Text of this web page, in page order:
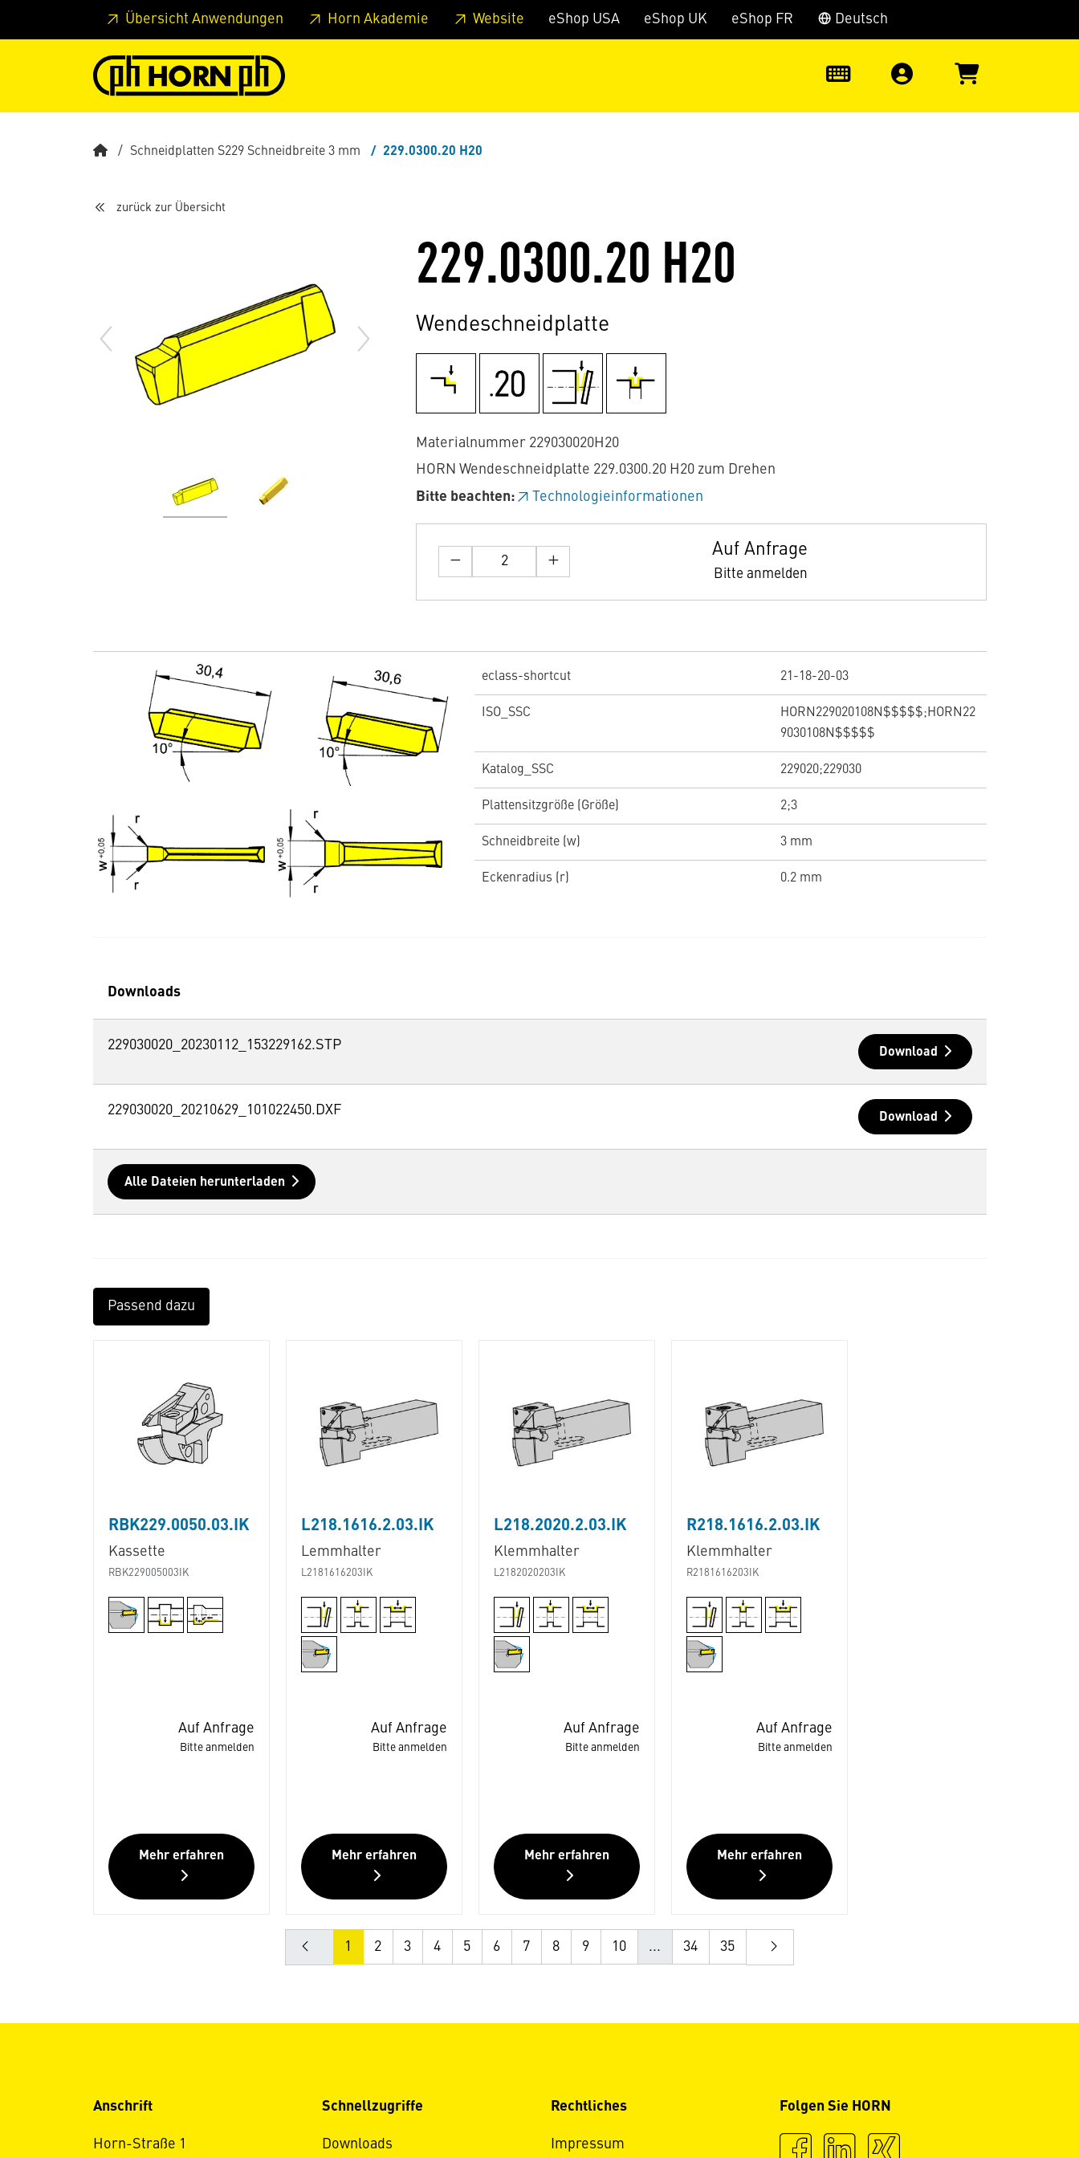
Springe zu Hauptinhalt Springe zum Header Springe zum Footer Springe zum Hauptmenu Springe zur Suche
Übersicht Anwendungen Horn Akademie Website eShop USA eShop UK eShop FR Deutsch
Schneidplatten S229 Schneidbreite 3 mm 229.0300.20 H20
zurück zur Übersicht
229.0300.20 H20
Wendeschneidplatte
Materialnummer 229030020H20
HORN Wendeschneidplatte 229.0300.20 H20 zum Drehen
Bitte beachten:
Technologieinformationen
Auf Anfrage
Bitte anmelden
eclass-shortcut 21-18-20-03
ISO_SSC
HORN229020108N$$$$$;HORN22
9030108N$$$$$
Katalog_SSC 229020;229030
Plattensitzgröße (Größe) 2;3
Schneidbreite (w) 3 mm
Eckenradius (r) 0.2 mm
Downloads
229030020_20230112_153229162.STP Download
229030020_20210629_101022450.DXF Download
Alle Dateien herunterladen
Passend dazu
RBK229.0050.03.IK
Kassette
RBK229005003IK
Auf Anfrage
Bitte anmelden
Mehr erfahren
L218.1616.2.03.IK
Lemmhalter
L2181616203IK
Auf Anfrage
Bitte anmelden
Mehr erfahren
L218.2020.2.03.IK
Klemmhalter
L2182020203IK
Auf Anfrage
Bitte anmelden
Mehr erfahren
R218.1616.2.03.IK
Klemmhalter
R2181616203IK
Auf Anfrage
Bitte anmelden
Mehr erfahren
1 2 3 4 5 6 7 8 9 10 ... 34 35
Anschrift
Horn-Straße 1
Schnellzugriffe
Downloads
Rechtliches
Impressum
Folgen Sie HORN